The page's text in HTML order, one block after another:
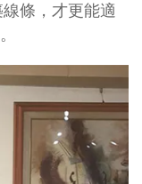
條，才更能適